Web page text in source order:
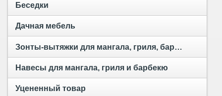
Беседки
Дачная мебель
Зонты-вытяжки для мангала, гриля, барбекю и тандыра
Навесы для мангала, гриля и барбекю
Уцененный товар